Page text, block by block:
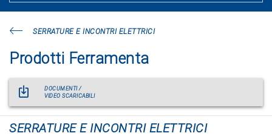
SERRATURE E INCONTRI ELETTRICI
Prodotti Ferramenta
DOCUMENTI /
VIDEO SCARICABILI
SERRATURE E INCONTRI ELETTRICI